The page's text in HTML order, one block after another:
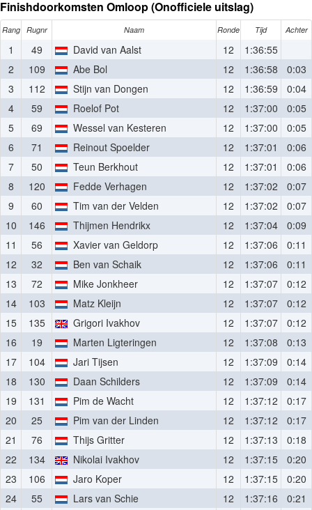
Finishdoorkomsten Omloop (Onofficiele uitslag)
Rang Rugnr Naam Ronde Tijd Achter
1 49 David van Aalst 12
1:36:55
2
109 Abe Bol 12 1:36:58
0:03
3
112 Stijn van Dongen 12 1:36:59
0:04
4
59 Roelof Pot 12 1:37:00
0:05
5
69 Wessel van Kesteren 12 1:37:00
0:05
6
71 Reinout Spoelder 12 1:37:01
0:06
7
50 Teun Berkhout 12 1:37:01
0:06
8
120 Fedde Verhagen 12 1:37:02
0:07
9
60 Tim van der Velden 12 1:37:02
0:07
10
146 Thijmen Hendrikx 12 1:37:04
0:09
11
56 Xavier van Geldorp 12 1:37:06
0:11
12
32 Ben van Schaik 12 1:37:06
0:11
13
72 Mike Jonkheer 12 1:37:07
0:12
14
103 Matz Kleijn 12 1:37:07
0:12
15
135 Grigori Ivakhov 12 1:37:07
0:12
16
19 Marten Ligteringen 12 1:37:08
0:13
17
104 Jari Tijsen 12 1:37:09
0:14
18
130 Daan Schilders 12 1:37:09
0:14
19
131 Pim de Wacht 12 1:37:12
0:17
20
25 Pim van der Linden 12 1:37:12
0:17
21
76 Thijs Gritter 12 1:37:13
0:18
22
134 Nikolai Ivakhov 12 1:37:15
0:20
23
106 Jaro Koper 12 1:37:15
0:20
24
55 Lars van Schie 12 1:37:16
0:21